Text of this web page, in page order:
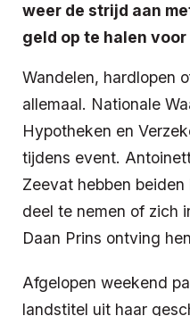
weer de strijd aan
geld op te halen
Wandelen, hardlopen
allemaal. Nationale
Hypotheken en
tijdens event.
Zeevat hebben
deel te nemen of zich
Daan Prins ontving
Afgelopen weekend
landstitel uit haar